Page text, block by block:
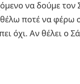
να δούμε
ποτέ να
όχι. Αν θέλει ο